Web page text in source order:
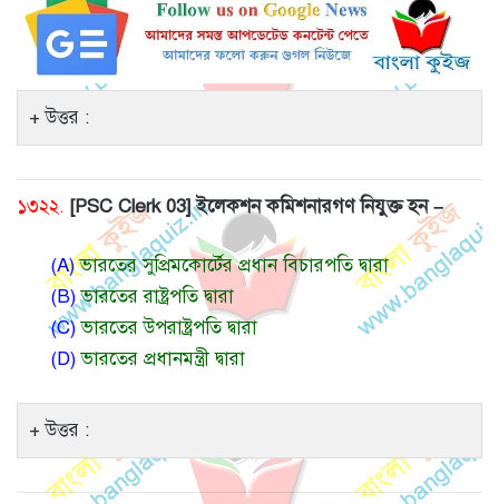
উত্তর :
১৩২২. [PSC Clerk 03] ইলেকশন কমিশনারগণ নিযুক্ত হন –
(A)ভারতের সুপ্রিমকোর্টের প্রধান বিচারপতি দ্বারা
(B)ভারতের রাষ্ট্রপতি দ্বারা
(C)ভারতের উপরাষ্ট্রপতি দ্বারা
(D)ভারতের প্রধানমন্ত্রী দ্বারা
উত্তর :